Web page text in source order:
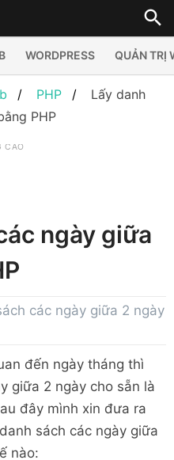
WORDPRESS QUẢN TRỊ
PHP
Lấy danh
PHP
CÁO
ngày giữa
các ngày giữa 2 ngày
đến ngày tháng thì
giữa 2 ngày cho sẵn là
đây mình xin đưa ra
sách các ngày giữa
nào: